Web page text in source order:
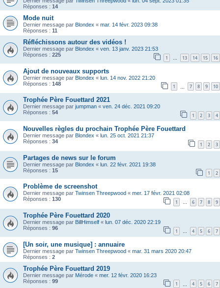
Réponses : 14
Mode nuit
Dernier message par Blondex « mar. 14 févr. 2023 09:38
Réponses : 11
Réfléchissons autour des vidéos !
Dernier message par Blondex « ven. 13 janv. 2023 21:53
Réponses : 225 1 … 13 14 15 16
Ajout de nouveaux supports
Dernier message par Blondex « lun. 14 nov. 2022 21:20
Réponses : 148 1 7 8 9 10
Trophée Père Fouettard 2021
Dernier message par jumpman « ven. 24 déc. 2021 09:20
Réponses : 54 1 2 3 4
Nouvelles règles du prochain Trophée Père Fouettard
Dernier message par Blondex « lun. 25 oct. 2021 21:37
Réponses : 34 1 2 3
Partages de news sur le forum
Dernier message par Blondex « lun. 22 févr. 2021 19:38
Réponses : 15 1 2
Problème de screenshot
Dernier message par Twinsen Threepwood « mer. 17 févr. 2021 02:08
Réponses : 130 1 … 6 7 8 9
Trophée Père Fouettard 2020
Dernier message par BillHimself « lun. 07 déc. 2020 22:19
Réponses : 96 1 … 4 5 6 7
[Un soir, une musique] : annuaire
Dernier message par Twinsen Threepwood « mar. 31 mars 2020 20:47
Réponses : 2
Trophée Père Fouettard 2019
Dernier message par Mérode « mer. 12 févr. 2020 16:23
Réponses : 99 1 4 5 6 7